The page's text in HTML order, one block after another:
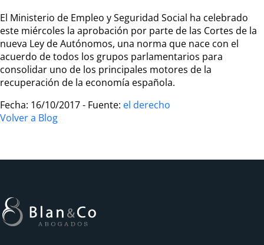
El Ministerio de Empleo y Seguridad Social ha celebrado
este miércoles la aprobación por parte de las Cortes de la
nueva Ley de Autónomos, una norma que nace con el
acuerdo de todos los grupos parlamentarios para
consolidar uno de los principales motores de la
recuperación de la economía española.
Fecha: 16/10/2017 - Fuente: el derecho
Volver a Blog